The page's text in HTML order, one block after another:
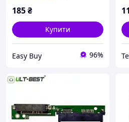
185₴
Купити
Easy Buy 96%